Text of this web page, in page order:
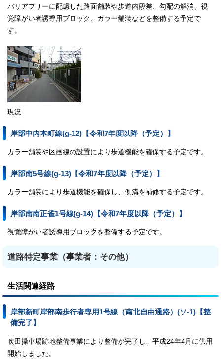
バリアフリーに配慮した路面舗装や歩道内段差、勾配の解消、視
覚障がい者誘導用ブロック、カラー舗装などを整備する予定で
す。
現況
岸部中内本町線(g-12)【令和7年度以降（予定）】
カラー舗装や区画線の設置により歩道機能を確保する予定です。
岸部南5号線(g-13)【令和7年度以降（予定）】
カラー舗装により歩道機能を確保し、側溝を補修する予定です。
岸部南南正雀1号線(g-14)【令和7年度以降（予定）】
視覚障がい者誘導用ブロックを整備する予定です。
道路特定事業（事業者：その他）
生活関連経路
岸部新町岸部南歩行者専用1号線（南北自由通路）(ソ-1)【整
備完了】
吹田操車場跡地整備事業により整備が完了し、平成24年4月に供用
開始しました。